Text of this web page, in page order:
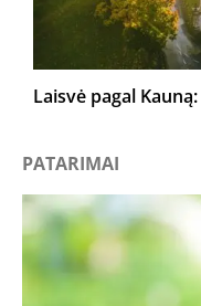
Laisvė pagal
PATARIMAI